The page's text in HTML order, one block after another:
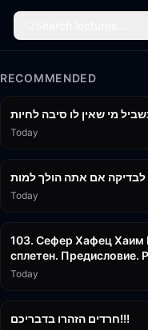
RECOMMENDED
מי שאין לו סיבה לחיות
Today
Today
103. Сефер Хафец Хаим
сплетен. Предисловие.
Today
חרדים הזהרו בדבריכם!!!